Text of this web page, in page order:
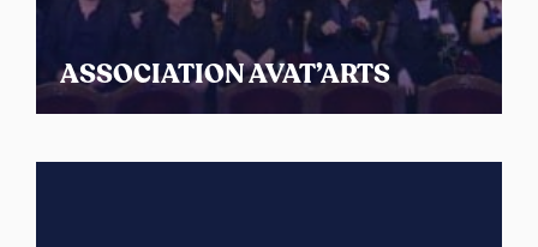
ASSOCIATION AVAT’ARTS